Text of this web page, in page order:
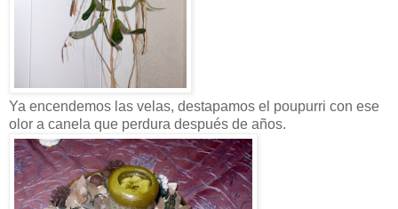
Ya encendemos las velas, destapamos el poupurri con ese
olor a canela que perdura después de años.